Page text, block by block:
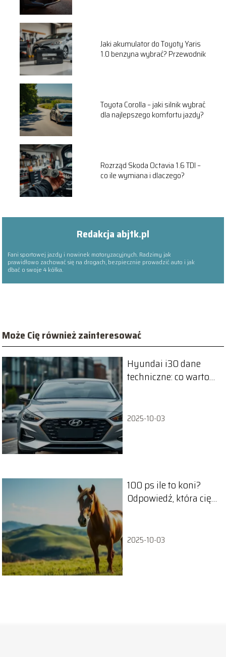
Jaki akumulator do Toyoty Yaris
1.0 benzyna wybrać? Przewodnik
Toyota Corolla – jaki silnik wybrać
dla najlepszego komfortu jazdy?
Rozrząd Skoda Octavia 1.6 TDI –
co ile wymiana i dlaczego?
Redakcja abjtk.pl
Fani sportowej jazdy i nowinek motoryzacyjnych. Radzimy jak
prawidłowo zachować się na drogach, bezpiecznie prowadzić auto i jak
dbać o swoje 4 kółka.
Może Cię również zainteresować
Hyundai i30 dane
techniczne: co warto
2025-10-03
100 ps ile to koni?
Odpowiedź, która cię
2025-10-03